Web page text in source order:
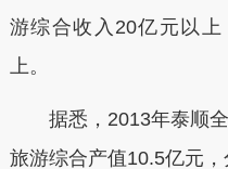
游综合收入20亿元以
上。
据悉，2013年泰顺全
旅游综合产值10.5亿元，